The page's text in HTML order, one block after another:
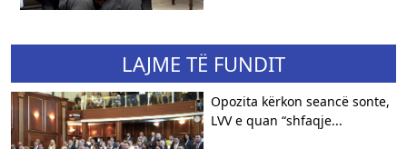
LAJME TË FUNDIT
Opozita kërkon seancë sonte,
LVV e quan “shfaqje...